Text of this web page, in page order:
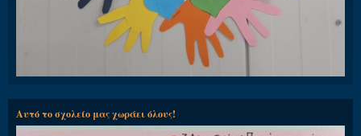
Αυτό το σχολείο μας χωράει όλους!